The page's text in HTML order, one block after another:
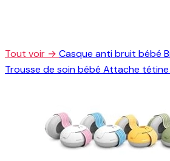
Tout voir → Casque anti bruit bébé
Trousse de soin bébé Attache tétine